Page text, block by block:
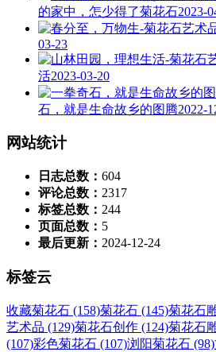
的家中，怎少得了菊花石2023-
03-23
活2023-03-20
石，就是生命故乡的图腾2022-
网站统计
日志总数： 604
评论总数： 2317
标签总数： 244
页面总数： 5
最后更新： 2024-12-24
标签云
收藏菊花石 (158)菊花石 (145)菊花石
艺术品 (129)菊花石创作 (124)菊花石
(107)彩色菊花石 (107)浏阳菊花石 (98)